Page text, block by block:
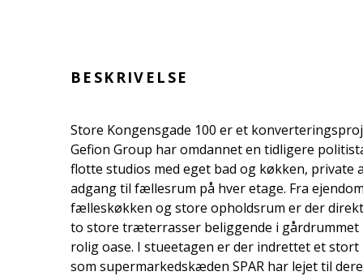
BESKRIVELSE
Store Kongensgade 100 er et
Gefion Group har omdannet en tidligere
flotte studios med eget bad og køkken, private
adgang til fællesrum på hver etage. Fra
fælleskøkken og store opholdsrum er der
to store træterrasser beliggende i gårdrummet
rolig oase. I stueetagen er der indrettet et
som supermarkedskæden SPAR har lejet til